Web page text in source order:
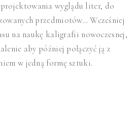
wyglądu liter, do
przedmiotów… Wcześniej
na naukę kaligrafii nowoczesnej,
aby później połączyć ją z
w jedną formę sztuki.